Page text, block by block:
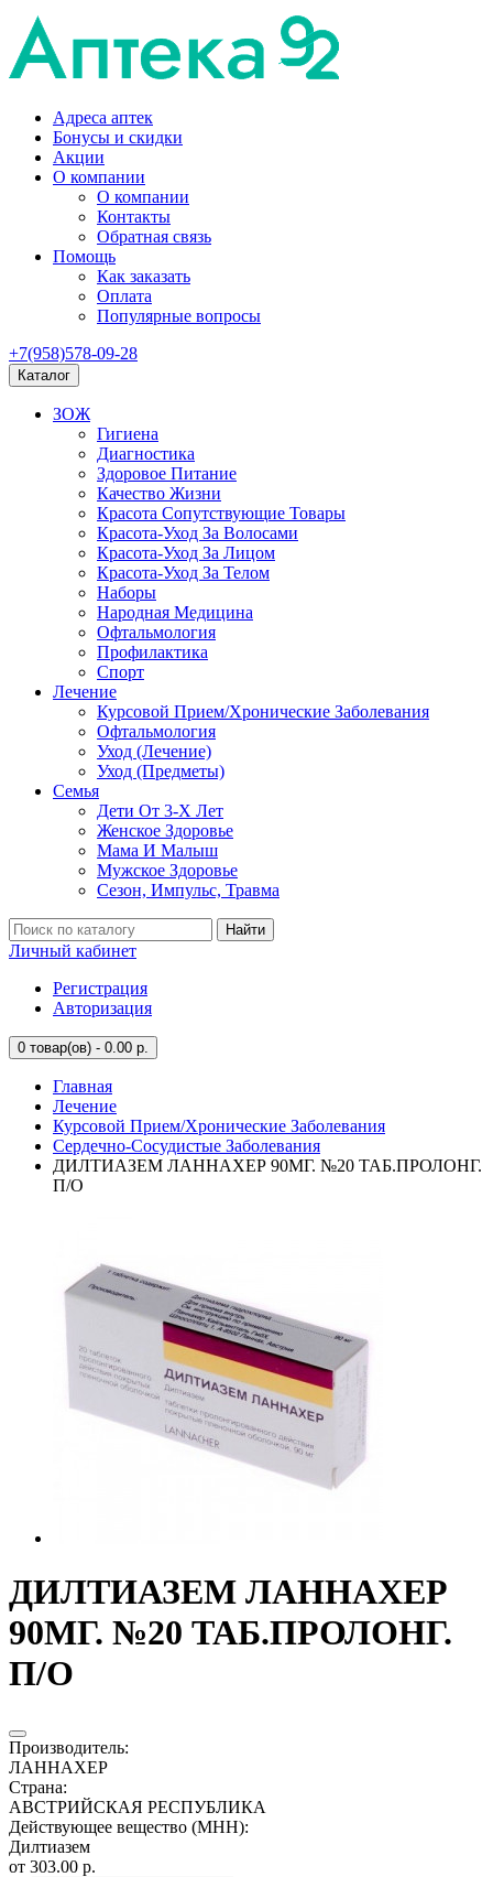
Адреса аптек
Бонусы и скидки
Акции
О компании
О компании
Контакты
Обратная связь
Помощь
Как заказать
Оплата
Популярные вопросы
+7(958)578-09-28
Каталог
ЗОЖ
Гигиена
Диагностика
Здоровое Питание
Качество Жизни
Красота Сопутствующие Товары
Красота-Уход За Волосами
Красота-Уход За Лицом
Красота-Уход За Телом
Наборы
Народная Медицина
Офтальмология
Профилактика
Спорт
Лечение
Курсовой Прием/Хронические Заболевания
Офтальмология
Уход (Лечение)
Уход (Предметы)
Семья
Дети От 3-Х Лет
Женское Здоровье
Мама И Малыш
Мужское Здоровье
Сезон, Импульс, Травма
Найти
Личный кабинет
Регистрация
Авторизация
0 товар(ов) - 0.00 р.
Главная
Лечение
Курсовой Прием/Хронические Заболевания
Сердечно-Сосудистые Заболевания
ДИЛТИАЗЕМ ЛАННАХЕР 90МГ. №20 ТАБ.ПРОЛОНГ.
П/О
ДИЛТИАЗЕМ ЛАННАХЕР
90МГ. №20 ТАБ.ПРОЛОНГ.
П/О
Производитель:
ЛАННАХЕР
Страна:
АВСТРИЙСКАЯ РЕСПУБЛИКА
Действующее вещество (МНН):
Дилтиазем
от 303.00 р.